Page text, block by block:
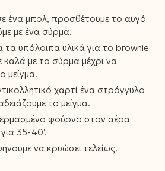
ένα μπολ, προσθέτουμε το αυγό
με ένα σύρμα.
υπόλοιπα υλικά για το brownie
καλά με το σύρμα μέχρι να
μείγμα.
χαρτί ένα στρόγγυλο
το μείγμα.
φούρνο στον αέρα
35-40′.
να κρυώσει τελείως.